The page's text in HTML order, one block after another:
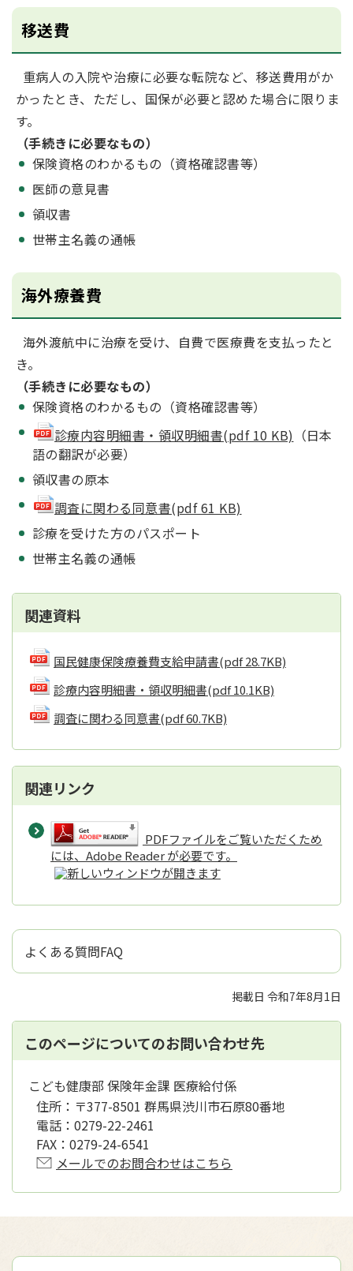
移送費
重病人の入院や治療に必要な転院など、移送費用がか
かったとき、ただし、国保が必要と認めた場合に限りま
す。
（手続きに必要なもの）
保険資格のわかるもの（資格確認書等）
医師の意見書
領収書
世帯主名義の通帳
海外療養費
海外渡航中に治療を受け、自費で医療費を支払ったと
き。
（手続きに必要なもの）
保険資格のわかるもの（資格確認書等）
診療内容明細書・領収明細書(pdf 10 KB) （日本
語の翻訳が必要）
領収書の原本
調査に関わる同意書(pdf 61 KB)
診療を受けた方のパスポート
世帯主名義の通帳
関連資料
国民健康保険療養費支給申請書(pdf 28.7KB)
診療内容明細書・領収明細書(pdf 10.1KB)
調査に関わる同意書(pdf 60.7KB)
関連リンク
PDFファイルをご覧いただくため
には、Adobe Reader が必要です。
よくある質問FAQ
掲載日 令和7年8月1日
このページについてのお問い合わせ先
こども健康部 保険年金課 医療給付係
住所： 〒377-8501 群馬県渋川市石原80番地
電話： 0279-22-2461
FAX： 0279-24-6541
メールでのお問合わせはこちら